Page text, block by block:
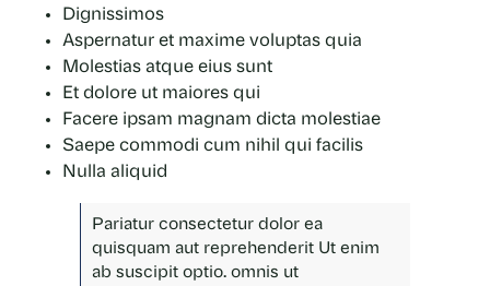
Dignissimos
Aspernatur et maxime voluptas quia
Molestias atque eius sunt
Et dolore ut maiores qui
Facere ipsam magnam dicta molestiae
Saepe commodi cum nihil qui facilis
Nulla aliquid
Pariatur consectetur dolor ea
quisquam aut reprehenderit Ut enim
ab suscipit optio. omnis ut